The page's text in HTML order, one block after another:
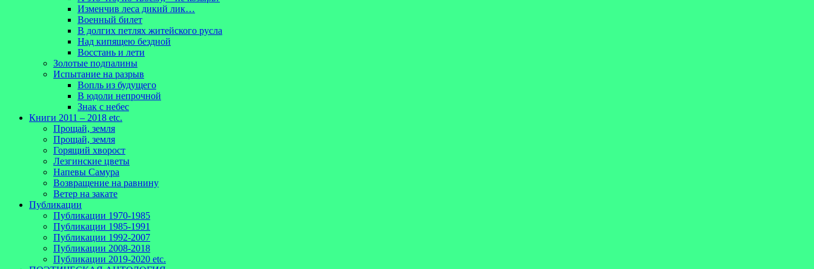
Изменчив леса дикий лик…
Военный билет
В долгих петлях житейского русла
Над кипящею бездной
Восстань и лети
Золотые подпалины
Испытание на разрыв
Вопль из будущего
В юдоли непрочной
Знак с небес
Книги 2011 – 2018 etc.
Прощай, земля
Прощай, земля
Горящий хворост
Лезгинские цветы
Напевы Самура
Возвращение на равнину
Ветер на закате
Публикации
Публикации 1970-1985
Публикации 1985-1991
Публикации 1992-2007
Публикации 2008-2018
Публикации 2019-2020 etc.